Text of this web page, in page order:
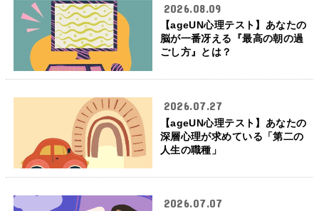
2026.08.09
【ageUN心理テスト】あなたの
脳が一番冴える『最高の朝の過
ごし方』とは？
2026.07.27
【ageUN心理テスト】あなたの
深層心理が求めている「第二の
人生の職種」
2026.07.07